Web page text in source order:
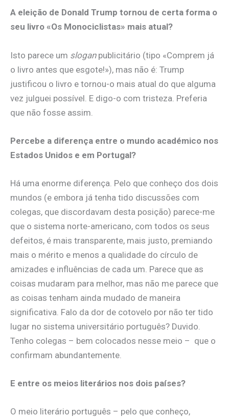
A eleição de Donald Trump tornou de certa forma o
seu livro «Os Monociclistas» mais atual?
Isto parece um slogan publicitário (tipo «Comprem já
o livro antes que esgote!»), mas não é: Trump
justificou o livro e tornou-o mais atual do que alguma
vez julguei possível. E digo-o com tristeza. Preferia
que não fosse assim.
Percebe a diferença entre o mundo académico nos
Estados Unidos e em Portugal?
Há uma enorme diferença. Pelo que conheço dos dois
mundos (e embora já tenha tido discussões com
colegas, que discordavam desta posição) parece-me
que o sistema norte-americano, com todos os seus
defeitos, é mais transparente, mais justo, premiando
mais o mérito e menos a qualidade do círculo de
amizades e influências de cada um. Parece que as
coisas mudaram para melhor, mas não me parece que
as coisas tenham ainda mudado de maneira
significativa. Falo da dor de cotovelo por não ter tido
lugar no sistema universitário português? Duvido.
Tenho colegas – bem colocados nesse meio – que o
confirmam abundantemente.
E entre os meios literários nos dois países?
O meio literário português – pelo que conheço,